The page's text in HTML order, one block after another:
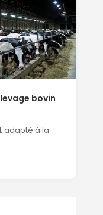
bovin
adapté à la